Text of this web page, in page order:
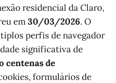
residencial da Claro,
em30/03/2026. O
perfis de navegador
significativa de
centenas de
formulários de